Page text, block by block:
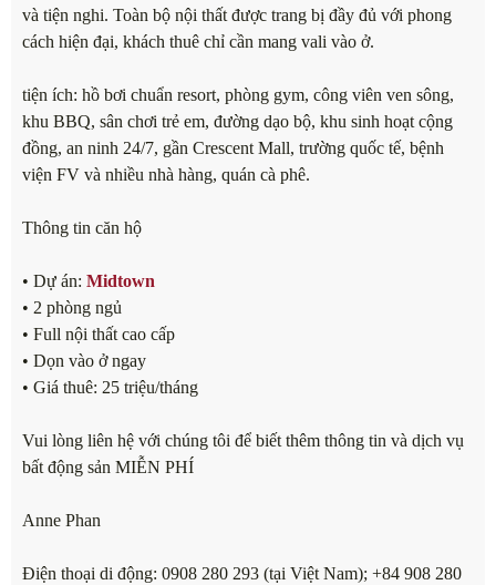
và tiện nghi. Toàn bộ nội thất được trang bị đầy đủ với phong
cách hiện đại, khách thuê chỉ cần mang vali vào ở.
tiện ích: hồ bơi chuẩn resort, phòng gym, công viên ven sông,
khu BBQ, sân chơi trẻ em, đường dạo bộ, khu sinh hoạt cộng
đồng, an ninh 24/7, gần Crescent Mall, trường quốc tế, bệnh
viện FV và nhiều nhà hàng, quán cà phê.
Thông tin căn hộ
• Dự án: Midtown
• 2 phòng ngủ
• Full nội thất cao cấp
• Dọn vào ở ngay
• Giá thuê: 25 triệu/tháng
Vui lòng liên hệ với chúng tôi để biết thêm thông tin và dịch vụ
bất động sản MIỄN PHÍ
Anne Phan
Điện thoại di động: 0908 280 293 (tại Việt Nam); +84 908 280